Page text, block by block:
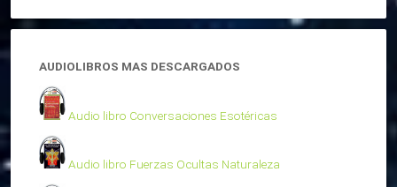
AUDIOLIBROS MAS DESCARGADOS
Audio libro Conversaciones Esotéricas
Audio libro Fuerzas Ocultas Naturaleza